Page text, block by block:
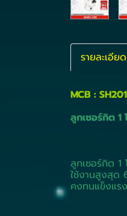
รายละเอีย
MCB : SH201
ลูกเซอร์กิต 1
ลูกเซอร์กิต 1
ใช้งานสูงสุด
คงทนแข็งแร